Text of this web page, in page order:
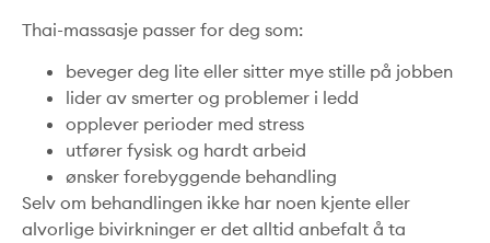
Thai-massasje passer for deg som:
beveger deg lite eller sitter mye stille på jobben
lider av smerter og problemer i ledd
opplever perioder med stress
utfører fysisk og hardt arbeid
ønsker forebyggende behandling
Selv om behandlingen ikke har noen kjente eller
alvorlige bivirkninger er det alltid anbefalt å ta